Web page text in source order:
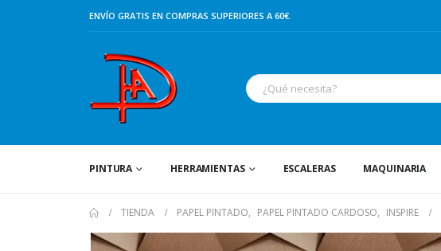
ENVÍO GRATIS EN COMPRAS SUPERIORES A 60€.
PINTURA HERRAMIENTAS ESCALERAS MAQUINARIA
TIENDA PAPEL PINTADO, PAPEL PINTADO CARDOSO, INSPIRE